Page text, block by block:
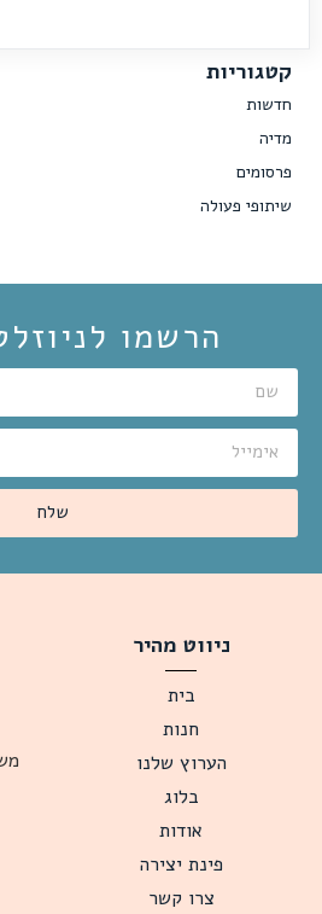
קטגוריות
חדשות
מדיה
פרסומים
שיתופי פעולה
הרשמו
שלח
ניווט מהיר
בית
חנות
הערוץ שלנו
בלוג
אודות
פינת יצירה
צרו קשר